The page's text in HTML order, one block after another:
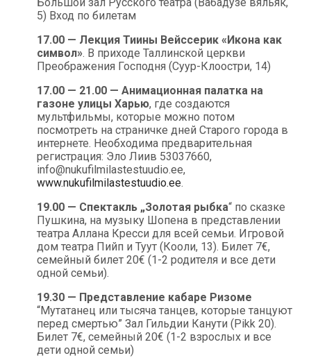
Большой зал Русского театра (Вабадузе вяльяк,
5) Вход по билетам
17.00 — Лекция Тиины Вейссерик «Икона как
символ». В приходе Таллинской церкви
Преображения Господня (Суур-Клоостри, 14)
17.00 — 21.00 — Анимационная палатка на
газоне улицы Харью, где создаются
мультфильмы, которые можно потом
посмотреть на страничке дней Старого города в
интернете. Необходима предварительная
регистрация: Эло Лиив 53037660,
info@nukufilmilastestuudio.ee,
www.nukufilmilastestuudio.ee.
19.00 — Спектакль „Золотая рыбка“ по сказке
Пушкина, на музыку Шопена в представлении
театра Аллана Кресси для всей семьи. Игровой
дом театра Пийп и Туут (Кооли, 13). Билет 7€,
семейный билет 20€ (1-2 родителя и все дети
одной семьи).
19.30 — Представление кабаре Ризоме
“Мутатанец или тысяча танцев, которые танцуют
перед смертью” Зал Гильдии Канути (Pikk 20).
Билет 7€, семейный 20€ (1-2 взрослых и все
дети одной семьи)